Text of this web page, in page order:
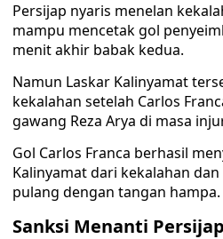
Persijap nyaris menelan
mampu mencetak gol
menit akhir babak kedua.
Namun Laskar Kalinyamat
kekalahan setelah Carlos
gawang Reza Arya di masa
Gol Carlos Franca berhasil
Kalinyamat dari kekalahan
pulang dengan tangan hampa.
Sanksi Menanti Persijap